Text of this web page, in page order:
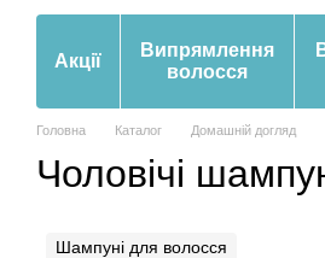
Акції
Випрямлення
волосся
Головна Каталог Домашній догляд
Чоловічі
Шампуні для волосся